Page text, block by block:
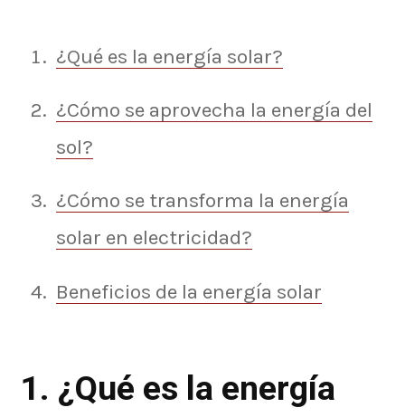
¿Qué es la energía solar?
¿Cómo se aprovecha la energía del
sol?
¿Cómo se transforma la energía
solar en electricidad?
Beneficios de la energía solar
1. ¿Qué es la energía